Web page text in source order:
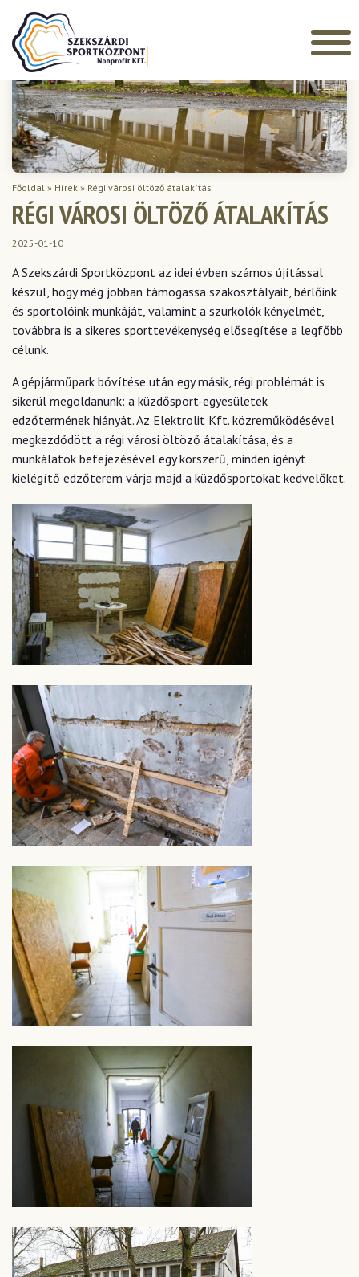
Főoldal » Hírek » Régi városi öltöző átalakítás
RÉGI VÁROSI ÖLTÖZŐ ÁTALAKÍTÁS
2025-01-10
A Szekszárdi Sportközpont az idei évben számos újítással
készül, hogy még jobban támogassa szakosztályait, bérlőink
és sportolóink ​​munkáját, valamint a szurkolók kényelmét,
továbbra is a sikeres sporttevékenység elősegítése a legfőbb
célunk.
A gépjárműpark bővítése után egy másik, régi problémát is
sikerül megoldanunk: a küzdősport-egyesületek
edzőtermének hiányát. Az Elektrolit Kft. közreműködésével
megkezdődött a régi városi öltöző átalakítása, és a
munkálatok befejezésével egy korszerű, minden igényt
kielégítő edzőterem várja majd a küzdősportokat kedvelőket.